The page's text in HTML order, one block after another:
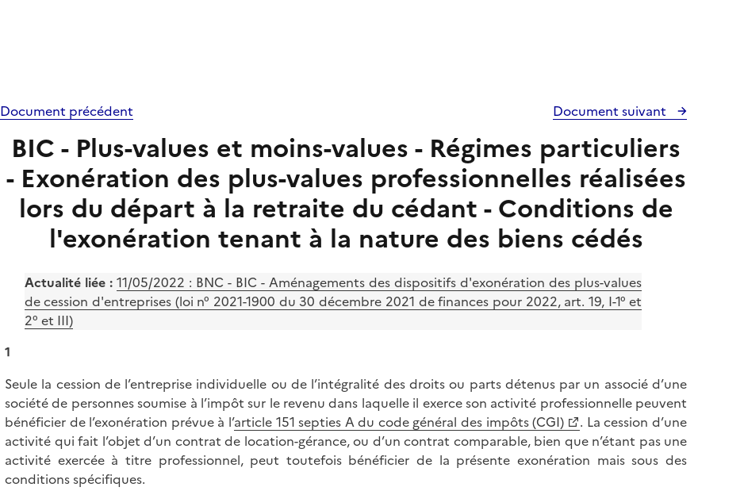
Document précédent Document suivant
BIC - Plus-values et moins-values - Régimes particuliers
- Exonération des plus-values professionnelles réalisées
lors du départ à la retraite du cédant - Conditions de
l'exonération tenant à la nature des biens cédés
Actualité liée : 11/05/2022 : BNC - BIC - Aménagements des dispositifs d'exonération des plus-values
de cession d'entreprises (loi n° 2021-1900 du 30 décembre 2021 de finances pour 2022, art. 19, I-1° et
2° et III)
1
Seule la cession de l’entreprise individuelle ou de l’intégralité des droits ou parts détenus par un associé d’une
société de personnes soumise à l’impôt sur le revenu dans laquelle il exerce son activité professionnelle peuvent
bénéficier de l’exonération prévue à l’article 151 septies A du code général des impôts (CGI)
. La cession d’une
activité qui fait l’objet d’un contrat de location-gérance, ou d’un contrat comparable, bien que n’étant pas une
activité exercée à titre professionnel, peut toutefois bénéficier de la présente exonération mais sous des
conditions spécifiques.